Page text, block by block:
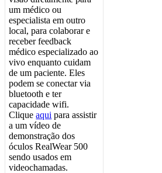
um médico ou
especialista em outro
local, para colaborar e
receber feedback
médico especializado ao
vivo enquanto cuidam
de um paciente. Eles
podem se conectar via
bluetooth e ter
capacidade wifi.
Clique aqui para assistir
a um vídeo de
demonstração dos
óculos RealWear 500
sendo usados em
videochamadas.